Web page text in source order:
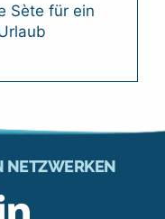
Sète für ein
NETZWERKEN